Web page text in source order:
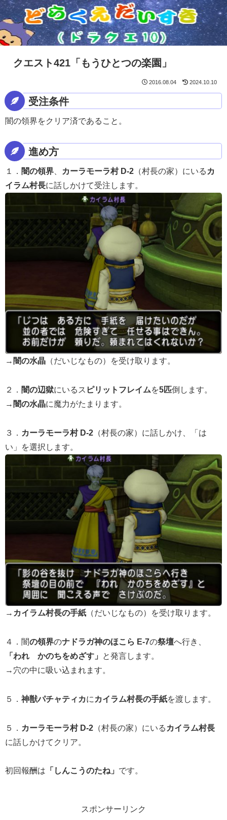
クエスト421「もうひとつの楽園」
2016.08.04 2024.10.10
受注条件
闇の領界をクリア済であること。
進め方
１． 闇の領界 カーラモーラ村 D-2 （村長の家）にいる カ
イラム村長に話しかけて受注します。
→ 闇の水晶 （だいじなもの）を受け取ります。
２． 闇の辺獄にいるス ピリットフレイムを5匹倒します。
→ 闇の水晶に魔力がたまります。
３． カーラモーラ村 D-2 （村長の家）に話しかけ、「は
い」を選択します。
→ カイラム村長の手紙 （だいじなもの）を受け取ります。
４．闇の領界のナドラガ神のほこら E-7の祭壇へ行き、
「われ かのちをめざす」
と発言します。
→穴の中に吸い込まれます。
５． 神獣パチャティカに カイラム村長の手紙を渡します。
５． カーラモーラ村 D-2 （村長の家）にいる カイラム村長
に話しかけてクリア。
初回報酬は 「しんこうのたね」 です。
スポンサーリンク